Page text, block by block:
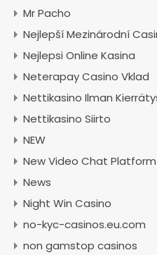
Mr Pacho
Nejlepší Mezinárodní
Nejlepsi Online Kasina
Neterapay Casino Vklad
Nettikasino Ilman
Nettikasino Siirto
NEW
New Video Chat Platform
News
Night Win Casino
no-kyc-casinos.eu.com
non gamstop casinos